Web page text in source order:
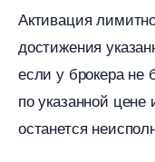
Активация
достижения
если у брокера не
по указанной
останется